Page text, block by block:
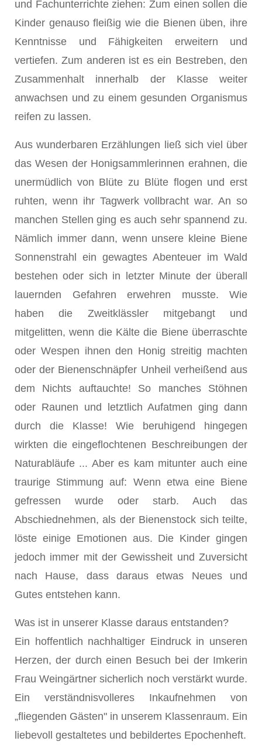
und Fachunterrichte ziehen: Zum einen sollen die
Kinder genauso fleißig wie die Bienen üben, ihre
Kenntnisse und Fähigkeiten erweitern und
vertiefen. Zum anderen ist es ein Bestreben, den
Zusammenhalt innerhalb der Klasse weiter
anwachsen und zu einem gesunden Organismus
reifen zu lassen.
Aus wunderbaren Erzählungen ließ sich viel über
das Wesen der Honigsammlerinnen erahnen, die
unermüdlich von Blüte zu Blüte flogen und erst
ruhten, wenn ihr Tagwerk vollbracht war. An so
manchen Stellen ging es auch sehr spannend zu.
Nämlich immer dann, wenn unsere kleine Biene
Sonnenstrahl ein gewagtes Abenteuer im Wald
bestehen oder sich in letzter Minute der überall
lauernden Gefahren erwehren musste. Wie
haben die Zweitklässler mitgebangt und
mitgelitten, wenn die Kälte die Biene überraschte
oder Wespen ihnen den Honig streitig machten
oder der Bienenschnäpfer Unheil verheißend aus
dem Nichts auftauchte! So manches Stöhnen
oder Raunen und letztlich Aufatmen ging dann
durch die Klasse! Wie beruhigend hingegen
wirkten die eingeflochtenen Beschreibungen der
Naturabläufe ... Aber es kam mitunter auch eine
traurige Stimmung auf: Wenn etwa eine Biene
gefressen wurde oder starb. Auch das
Abschiednehmen, als der Bienenstock sich teilte,
löste einige Emotionen aus. Die Kinder gingen
jedoch immer mit der Gewissheit und Zuversicht
nach Hause, dass daraus etwas Neues und
Gutes entstehen kann.
Was ist in unserer Klasse daraus entstanden?
Ein hoffentlich nachhaltiger Eindruck in unseren
Herzen, der durch einen Besuch bei der Imkerin
Frau Weingärtner sicherlich noch verstärkt wurde.
Ein verständnisvolleres Inkaufnehmen von
„fliegenden Gästen" in unserem Klassenraum. Ein
liebevoll gestaltetes und bebildertes Epochenheft.